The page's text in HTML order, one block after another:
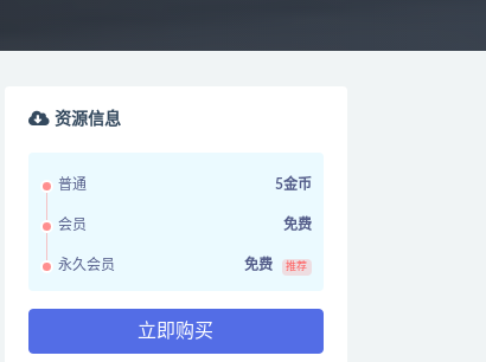
资源信息
普通 5金币
会员 免费
永久会员 免费 推荐
立即购买